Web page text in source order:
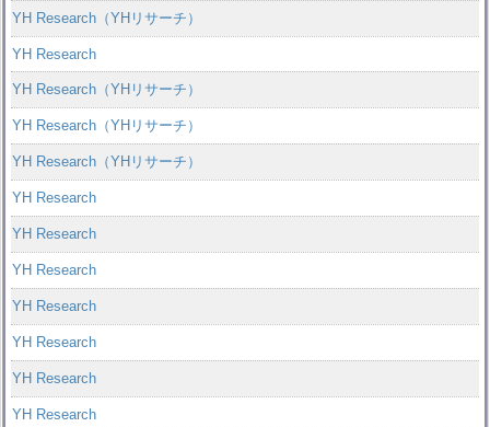
YH Research（YHリサーチ）
YH Research
YH Research（YHリサーチ）
YH Research（YHリサーチ）
YH Research（YHリサーチ）
YH Research
YH Research
YH Research
YH Research
YH Research
YH Research
YH Research